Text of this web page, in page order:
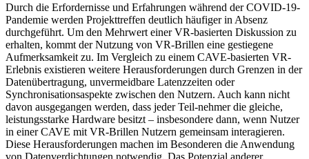
Durch die Erfordernisse und Erfahrungen während der COVID-19-
Pandemie werden Projekttreffen deutlich häufiger in Absenz
durchgeführt. Um den Mehrwert einer VR-basierten Diskussion zu
erhalten, kommt der Nutzung von VR-Brillen eine gestiegene
Aufmerksamkeit zu. Im Vergleich zu einem CAVE-basierten VR-
Erlebnis existieren weitere Herausforderungen durch Grenzen in der
Datenübertragung, unvermeidbare Latenzzeiten oder
Synchronisationsaspekte zwischen den Nutzern. Auch kann nicht
davon ausgegangen werden, dass jeder Teil-nehmer die gleiche,
leistungsstarke Hardware besitzt – insbesondere dann, wenn Nutzer
in einer CAVE mit VR-Brillen Nutzern gemeinsam interagieren.
Diese Herausforderungen machen im Besonderen die Anwendung
von Datenverdichtungen notwendig. Das Potenzial anderer,